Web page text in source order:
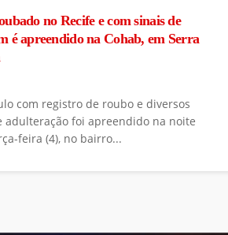
no Recife e com sinais de
é apreendido na Cohab, em Serra
com registro de roubo e diversos
adulteração foi apreendido na noite
feira (4), no bairro...